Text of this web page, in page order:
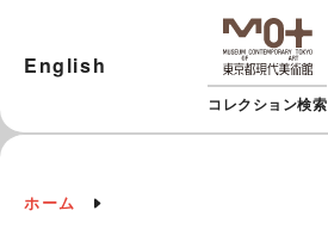
コレクション検索
English
ホーム